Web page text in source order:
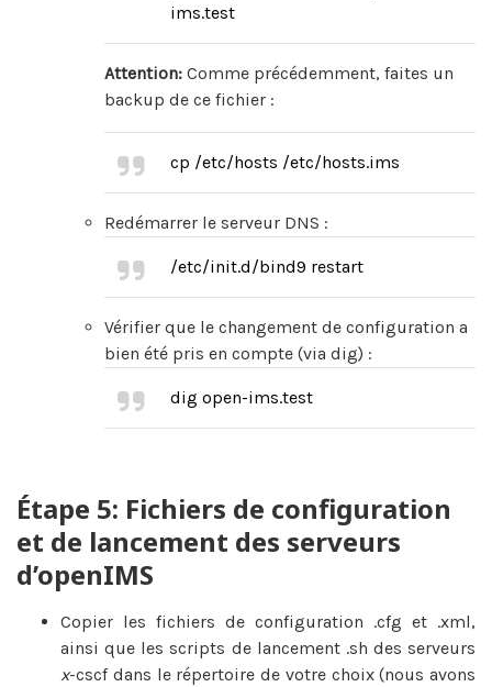
ims.test
Attention: Comme précédemment, faites un
backup de ce fichier :
cp /etc/hosts /etc/hosts.ims
Redémarrer le serveur DNS :
/etc/init.d/bind9 restart
Vérifier que le changement de configuration a
bien été pris en compte (via dig) :
dig open-ims.test
Étape 5: Fichiers de configuration
et de lancement des serveurs
d’openIMS
Copier les fichiers de configuration .cfg et .xml,
ainsi que les scripts de lancement .sh des serveurs
x-cscf dans le répertoire de votre choix (nous avons